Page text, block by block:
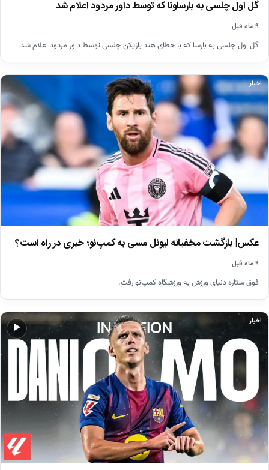
گل اول چلسی به بارسلونا که توسط داور مردود اعلام شد
۹ ماه قبل
گل اول چلسی به بارسا که با خطای هند بازیکن چلسی توسط داور مردود اعلام شد
اخبار
عکس| بازگشت مخفیانه لیونل مسی به کمپ‌نو؛ خبری در راه است؟
۹ ماه قبل
فوق ستاره دنیای ورزش به ورزشگاه کمپ‌نو رفت.
▶
اخبار